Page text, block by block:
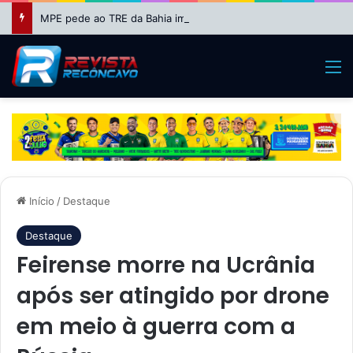
Início / Destaque
Destaque
Feirense morre na Ucrânia
após ser atingido por drone
em meio à guerra com a